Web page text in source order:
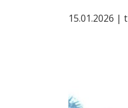
15.01.2026 |